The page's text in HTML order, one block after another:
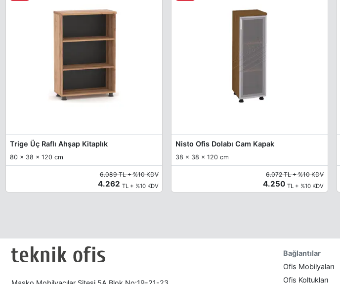
Trige Üç Raflı Ahşap Kitaplık
80 x 38 x 120 cm
6.089 TL + %10 KDV
4.262 TL + %10 KDV
Nisto Ofis Dolabı Cam Kapak
38 x 38 x 120 cm
6.072 TL + %10 KDV
4.250TL + %10 KDV
Bağlantılar
Ofis Mobilyaları
Ofis Koltukları